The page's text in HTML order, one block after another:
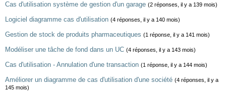
Cas d'utilisation système de gestion d'un garage (2 réponses, il y a 139 mois)
Logiciel diagramme cas d'utilisation (4 réponses, il y a 140 mois)
Gestion de stock de produits pharmaceutiques (1 réponse, il y a 141 mois)
Modéliser une tâche de fond dans un UC (4 réponses, il y a 143 mois)
Cas d'utilisation - Annulation d'une transaction (1 réponse, il y a 144 mois)
Améliorer un diagramme de cas d'utilisation d'une société (4 réponses, il y a
145 mois)